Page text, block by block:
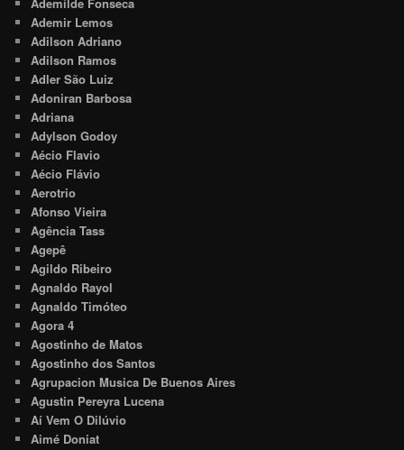
Ademir Lemos
Adilson Adriano
Adilson Ramos
Adler São Luiz
Adoniran Barbosa
Adriana
Adylson Godoy
Aécio Flavio
Aécio Flávio
Aerotrio
Afonso Vieira
Agência Tass
Agepê
Agildo Ribeiro
Agnaldo Rayol
Agnaldo Timóteo
Agora 4
Agostinho de Matos
Agostinho dos Santos
Agrupacion Musica De Buenos Aires
Agustin Pereyra Lucena
Aí Vem O Dilúvio
Aimé Doniat